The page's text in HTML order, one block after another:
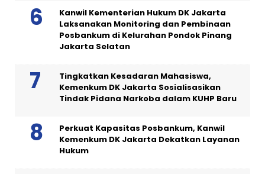
Kanwil Kementerian Hukum DK Jakarta
Laksanakan Monitoring dan Pembinaan
Posbankum di Kelurahan Pondok Pinang
Jakarta Selatan
Tingkatkan Kesadaran Mahasiswa,
Kemenkum DK Jakarta Sosialisasikan
Tindak Pidana Narkoba dalam KUHP Baru
Perkuat Kapasitas Posbankum, Kanwil
Kemenkum DK Jakarta Dekatkan Layanan
Hukum